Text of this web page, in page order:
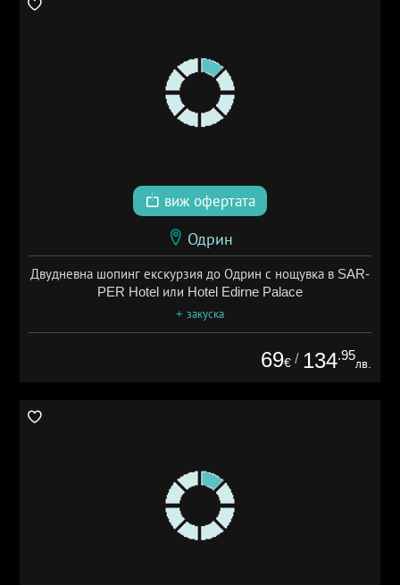
виж офертата
Одрин
Двудневна шопинг екскурзия до Одрин с нощувка в SAR-
PER Hotel или Hotel Edirne Palace
+ закуска
69€ / 134.95
лв.